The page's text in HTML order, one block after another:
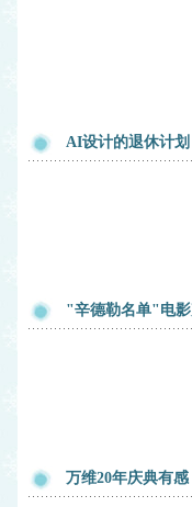
AI设计的退休计划
"辛德勒名单"电
万维20年庆典有感